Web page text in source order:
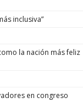
inclusiva”
la nación más feliz
en congreso